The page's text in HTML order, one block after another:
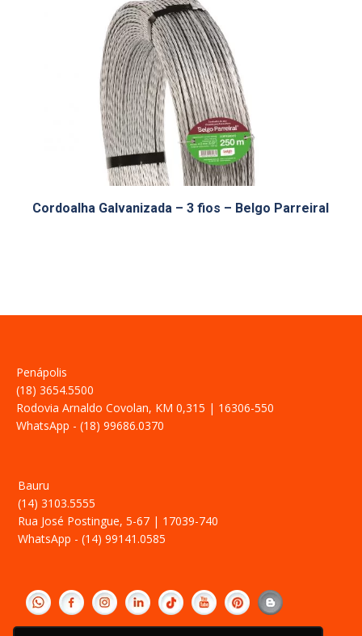
Cordoalha Galvanizada – 3 fios – Belgo Parreiral
Penápolis
(18) 3654.5500
Rodovia Arnaldo Covolan, KM 0,315 | 16306-550
WhatsApp - (18) 99686.0370
Bauru
(14) 3103.5555
Rua José Postingue, 5-67 | 17039-740
WhatsApp - (14) 99141.0585